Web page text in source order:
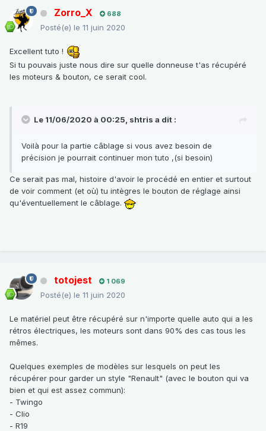
Zorro_X 688
Posté(e) le 11 juin 2020
Excellent tuto !
Si tu pouvais juste nous dire sur quelle donneuse t'as récupéré
les moteurs & bouton, ce serait cool.
Le 11/06/2020 à 00:25, shtris a dit :
Voilà pour la partie câblage si vous avez besoin de
précision je pourrait continuer mon tuto ,(si besoin)
Ce serait pas mal, histoire d'avoir le procédé en entier et surtout
de voir comment (et où) tu intègres le bouton de réglage ainsi
qu'éventuellement le câblage.
totojest 1 069
Posté(e) le 11 juin 2020
Le matériel peut être récupéré sur n'importe quelle auto qui a les
rétros électriques, les moteurs sont dans 90% des cas tous les
mêmes.
Quelques exemples de modèles sur lesquels on peut les
récupérer pour garder un style "Renault" (avec le bouton qui va
bien et qui est assez commun):
- Twingo
- Clio
- R19